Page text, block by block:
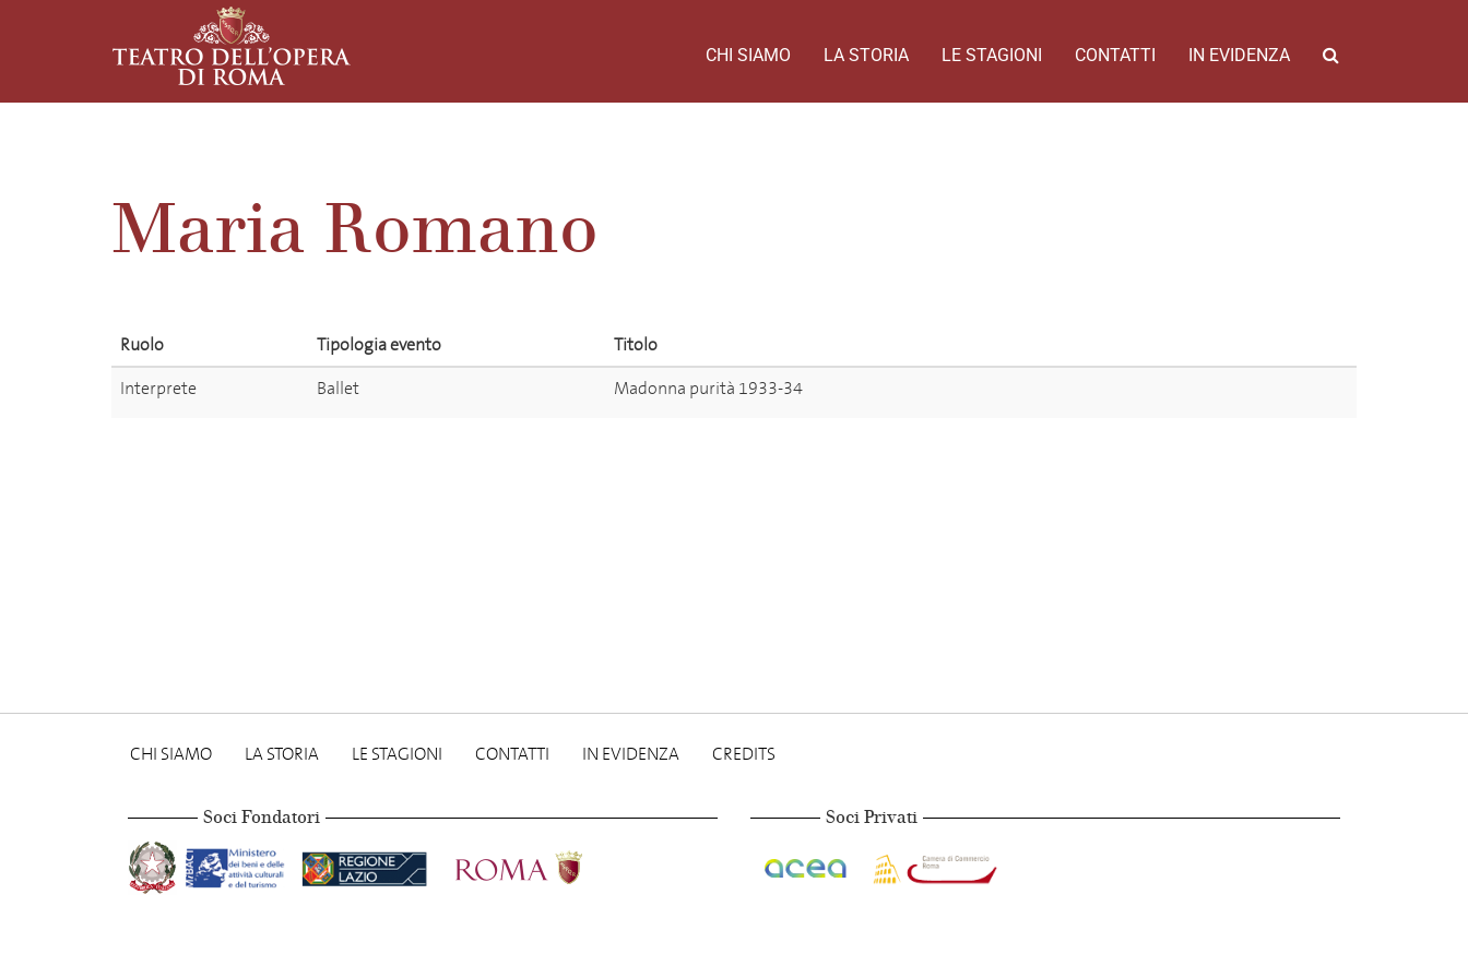
CHI SIAMO LA STORIA LE STAGIONI CONTATTI IN EVIDENZA
Maria Romano
Ruolo Tipologia evento
Titolo
Interprete
Ballet Madonna purità 1933-34
CHI SIAMO LA STORIA LE STAGIONI CONTATTI IN EVIDENZA CREDITS
Soci Fondatori Soci Privati